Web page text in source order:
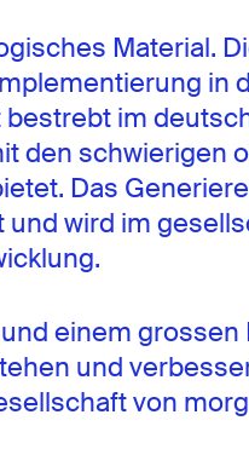
Material.
in
im
den schwierigen
Das
wird im
einem
und
von